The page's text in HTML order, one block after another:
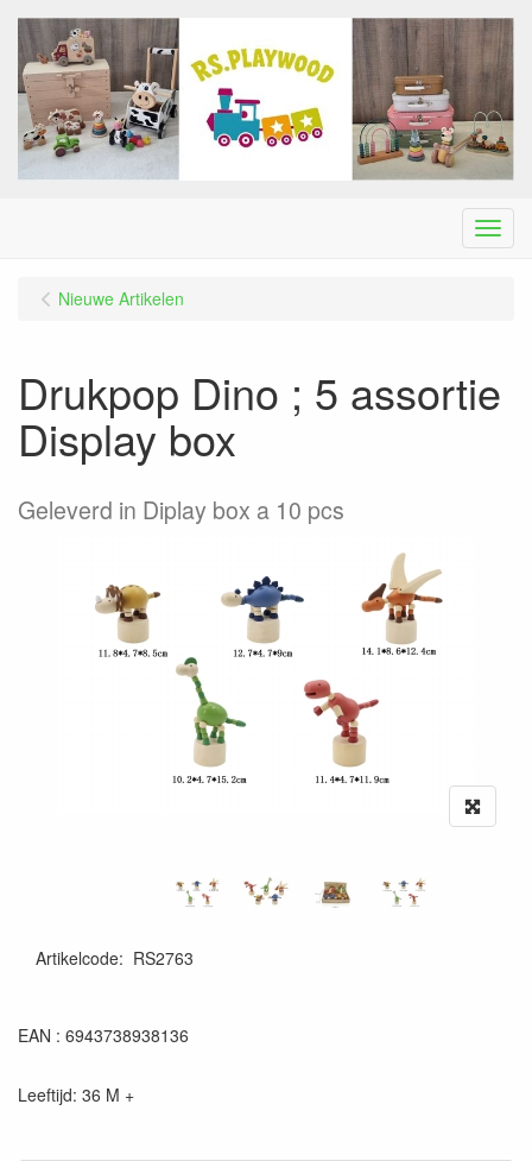
Menu
Nieuwe Artikelen
Drukpop Dino ; 5 assortie
Display box
Geleverd in Diplay box a 10 pcs
Artikelcode: RS2763
EAN : 6943738938136
Leeftijd: 36 M +